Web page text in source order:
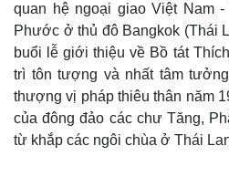
quan hệ ngoại giao Việt Nam
Phước ở thủ đô Bangkok (Thái
buổi lễ giới thiệu về Bồ tát
trì tôn tượng và nhất tâm
thượng vị pháp thiêu thân năm
của đông đảo các chư Tăng,
từ khắp các ngôi chùa ở Thái